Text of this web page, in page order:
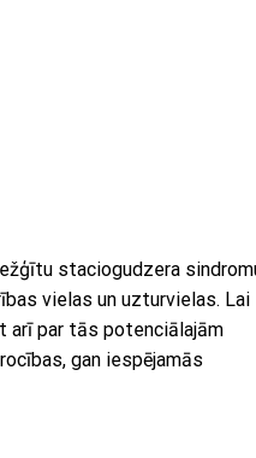
staciogudzera
vielas un uzturvielas. Lai
arī par tās potenciālajām
gan iespējamās